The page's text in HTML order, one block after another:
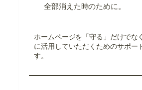
全部消えた時のために。
ホームページを「守る」だけでな
に活用していただくためのサポー
す。